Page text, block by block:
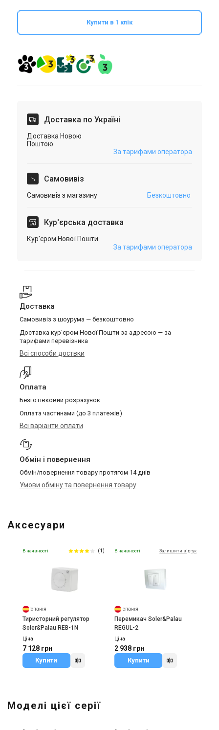
Купити в 1 клік
Доставка по Україні
Доставка Новою
Поштою
За тарифами оператора
Самовивіз
Самовивіз з магазину Безкоштовно
Кур'єрська доставка
Кур'єром Нової Пошти
За тарифами оператора
Доставка
Самовивіз з шоурума — безкоштовно
Доставка кур'єром Нової Пошти за адресою — за
тарифами перевізника
Всі способи доствки
Оплата
Безготівковий розрахунок
Оплата частинами (до 3 платежів)
Всі варіанти оплати
Обмін і повернення
Обмін/повернення товару протягом 14 днів
Умови обміну та повернення товару
Аксесуари
В наявності (1)
Іспанія
Тиристорний регулятор
Soler&Palau REB-1N
Ціна
7 128 грн
Купити
В наявності Залишити відгук
Іспанія
Перемикач Soler&Palau
REGUL-2
Ціна
2 938 грн
Купити
Моделі цієї серії